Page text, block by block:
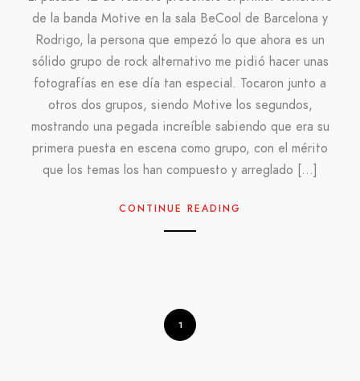
de la banda Motive en la sala BeCool de Barcelona y
Rodrigo, la persona que empezó lo que ahora es un
sólido grupo de rock alternativo me pidió hacer unas
fotografías en ese día tan especial. Tocaron junto a
otros dos grupos, siendo Motive los segundos,
mostrando una pegada increíble sabiendo que era su
primera puesta en escena como grupo, con el mérito
que los temas los han compuesto y arreglado […]
CONTINUE READING
1